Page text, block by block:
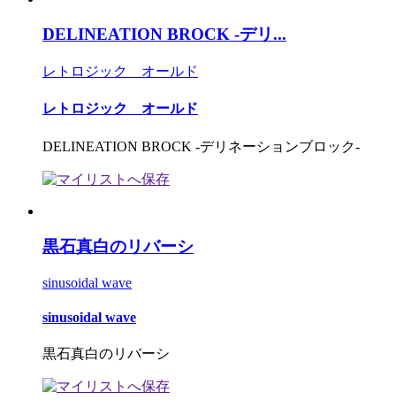
DELINEATION BROCK -デリ...
レトロジック オールド
レトロジック オールド
DELINEATION BROCK -デリネーションブロック-
黒石真白のリバーシ
sinusoidal wave
sinusoidal wave
黒石真白のリバーシ